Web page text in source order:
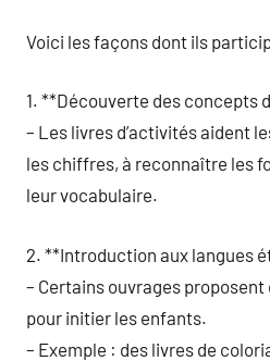
Voici les façons dont ils
1. **Découverte des concepts
– Les livres d’activités aident
les chiffres, à reconnaître les
leur vocabulaire.
2. **Introduction aux langues
– Certains ouvrages
pour initier les enfants.
– Exemple : des livres de